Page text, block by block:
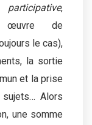
participative,
œuvre de
le cas),
la sortie
et la prise
Alors
une somme